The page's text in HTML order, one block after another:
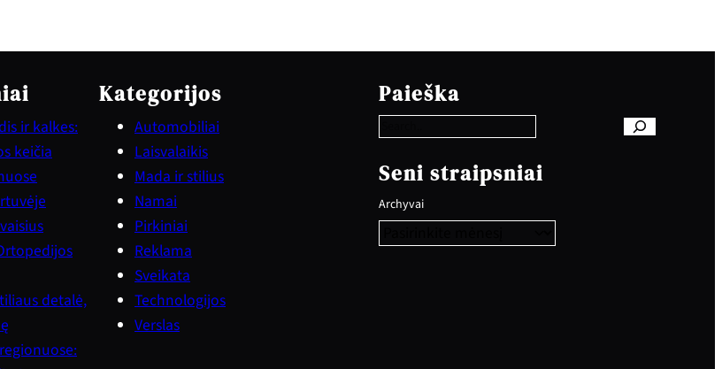
ir kalkes:
keičia
detalė,
Kategorijos
Automobiliai
Laisvalaikis
Mada ir stilius
Namai
Pirkiniai
Reklama
Sveikata
Technologijos
Verslas
Paieška
e
a
c
h
Seni straipsniai
Archyvai